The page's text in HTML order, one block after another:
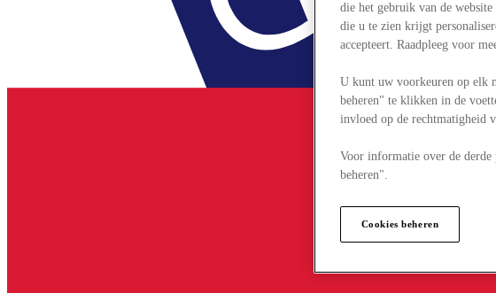
die het gebruik van de website
die u te zien krijgt
accepteert. Raadpleeg voor
U kunt uw voorkeuren op elk
beheren" te klikken in de
invloed op de rechtmatigheid
Voor informatie over de
beheren".
Cookies beheren